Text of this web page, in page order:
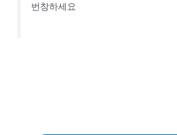
번창하세요